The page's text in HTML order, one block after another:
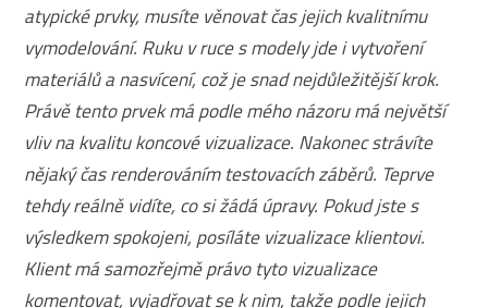
atypické prvky, musíte věnovat čas jejich kvalitnímu
vymodelování. Ruku v ruce s modely jde i vytvoření
materiálů a nasvícení, což je snad nejdůležitější krok.
Právě tento prvek má podle mého názoru má největší
vliv na kvalitu koncové vizualizace. Nakonec strávíte
nějaký čas renderováním testovacích záběrů. Teprve
tehdy reálně vidíte, co si žádá úpravy. Pokud jste s
výsledkem spokojeni, posíláte vizualizace klientovi.
Klient má samozřejmě právo tyto vizualizace
komentovat, vyjadřovat se k nim, takže podle jejich